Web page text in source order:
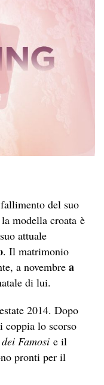
del suo
modella croata è
attuale
. Il matrimonio
a novembre a
di lui.
2014. Dopo
coppia lo scorso
Famosi e il
pronti per il